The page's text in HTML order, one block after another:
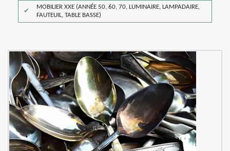
MOBILIER XXE (ANNÉE 50, 60, 70, LUMINAIRE, LAMPADAIRE,
FAUTEUIL, TABLE BASSE)